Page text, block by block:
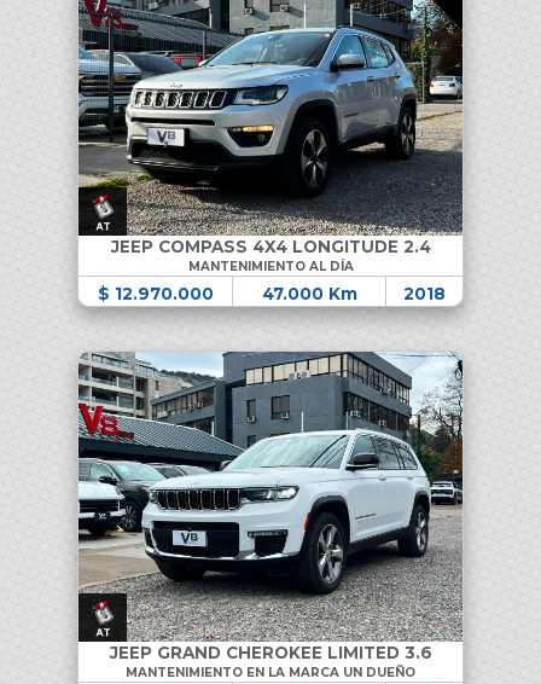
JEEP COMPASS 4X4 LONGITUDE 2.4
MANTENIMIENTO AL DÍA
$ 12.970.000 47.000 Km 2018
JEEP GRAND CHEROKEE LIMITED 3.6
MANTENIMIENTO EN LA MARCA UN DUEÑO